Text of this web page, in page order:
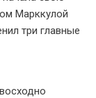
Марккулой
три главные